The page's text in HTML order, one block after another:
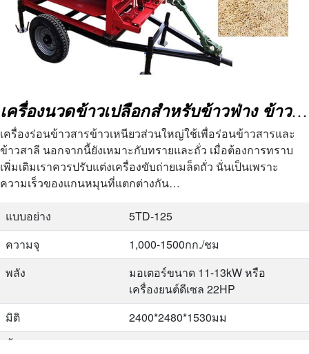
เครื่องนวดข้าวเปลือกสำหรับข้าวฟ่าง ข้าว ถั่ว เรพซีด
เครื่องร่อนข้าวสารข้าวเหนียวส่วนใหญ่ใช้เพื่อร่อนข้าวสารและ
ข้าวสาลี นอกจากนี้ยังเหมาะกับทรายและถั่ว เมื่อต้องการทราบ
เพิ่มเติมเราควรปรับแต่งเครื่องขับถ่ายเมล็ดถั่ว นั่นเป็นเพราะ
ความเร็วของแกนหมุนที่แตกต่างกัน…
แบบอย่าง
5TD-125
ความจุ
1,000-1500กก./ชม
พลัง
มอเตอร์ขนาด 11-13kW หรือ
เครื่องยนต์ดีเซล 22HP
มิติ
2400*2480*1530มม
น้ำหนัก